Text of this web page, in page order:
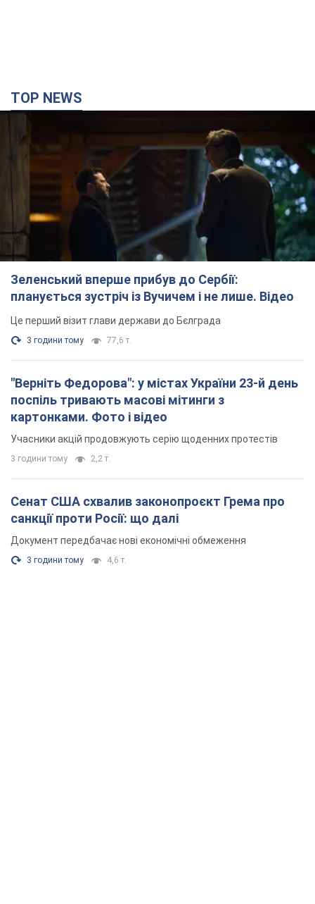
TOP NEWS
Зеленський вперше прибув до Сербії:
планується зустріч із Вучичем і не лише. Відео
Це перший візит глави держави до Бєлграда
3 години тому 77,6 т.
"Верніть Федорова": у містах України 23-й день
поспіль тривають масові мітинги з
картонками. Фото і відео
Учасники акцій продовжують серію щоденних протестів
3 години тому 2,2 т.
Сенат США схвалив законопроєкт Грема про
санкції проти Росії: що далі
Документ передбачає нові економічні обмеження
3 години тому 4,6 т.